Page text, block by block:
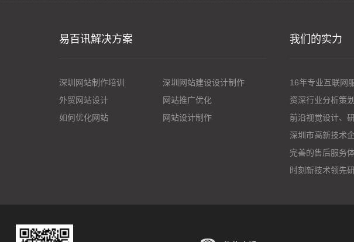
易百讯解决方案
深圳网站制作培训
深圳网站建设设计制作
外贸网站设计
网站推广优化
如何优化网站
网站设计制作
我们的实力
16年专业互联网
资深行业分析策划
前沿视觉设计、
深圳市高新技术
完善的售后服务
时刻新技术领先